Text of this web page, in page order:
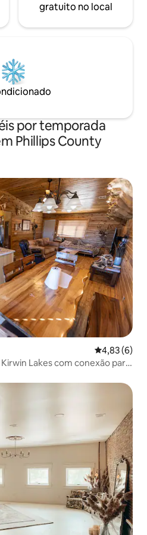
gratuito no local
por temporada
Phillips County
4,83 de uma
4,83 (6)
Lakes com conexão para